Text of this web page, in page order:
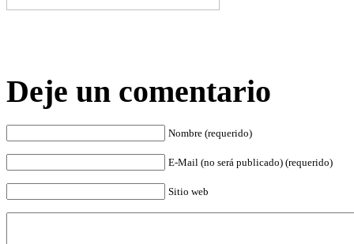
Deje un comentario
Nombre (requerido)
E-Mail (no será publicado) (requerido)
Sitio web